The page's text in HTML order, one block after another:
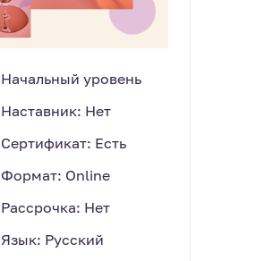
Начальный уровень
Наставник: Нет
Сертификат: Есть
Формат: Online
Рассрочка: Нет
Язык: Русский